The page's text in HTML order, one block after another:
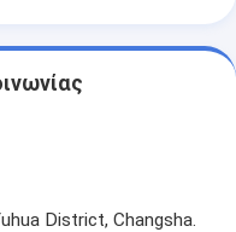
District, Changsha.